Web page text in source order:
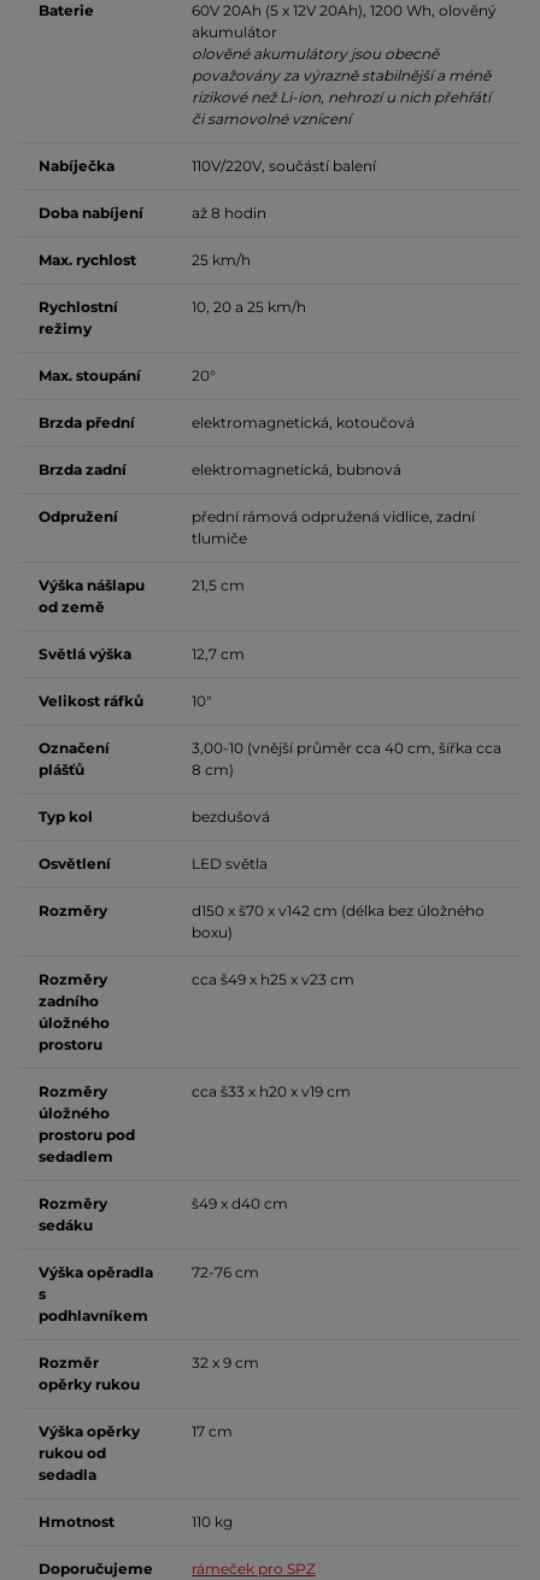
Baterie
60V 20Ah (5 x 12V 20Ah), 1200 Wh, olověný
akumulátor
olověné akumulátory jsou obecně
považovány za výrazně stabilnější a méně
rizikové než Li-ion, nehrozí u nich přehřátí
či samovolné vznícení
Nabíječka 110V/220V, součástí balení
Doba nabíjení až 8 hodin
Max. rychlost 25 km/h
Rychlostní
režimy
10, 20 a 25 km/h
Max. stoupání 20°
Brzda přední elektromagnetická, kotoučová
Brzda zadní elektromagnetická, bubnová
Odpružení
přední rámová odpružená vidlice, zadní
tlumiče
Výška nášlapu
od země
21,5 cm
Světlá výška 12,7 cm
Velikost ráfků 10"
Označení
plášťů
3,00-10 (vnější průměr cca 40 cm, šířka cca
8 cm)
Typ kol bezdušová
Osvětlení LED světla
Rozměry
d150 x š70 x v142 cm (délka bez úložného
boxu)
Rozměry
zadního
úložného
prostoru
cca š49 x h25 x v23 cm
Rozměry
úložného
prostoru pod
sedadlem
cca š33 x h20 x v19 cm
Rozměry
sedáku
š49 x d40 cm
Výška opěradla
s
podhlavníkem
72-76 cm
Rozměr
opěrky rukou
32 x 9 cm
Výška opěrky
rukou od
sedadla
17 cm
Hmotnost 110 kg
Doporučujeme
rámeček pro SPZ